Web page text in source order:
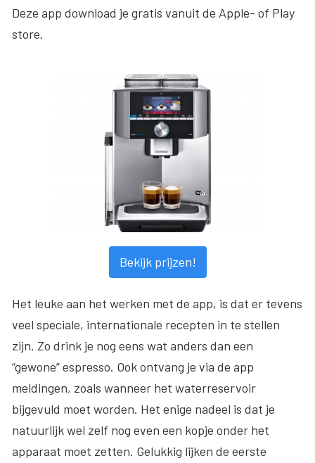
Deze app download je gratis vanuit de Apple- of Play
store.
Bekijk prijzen!
Het leuke aan het werken met de app, is dat er tevens
veel speciale, internationale recepten in te stellen
zijn. Zo drink je nog eens wat anders dan een
“gewone” espresso. Ook ontvang je via de app
meldingen, zoals wanneer het waterreservoir
bijgevuld moet worden. Het enige nadeel is dat je
natuurlijk wel zelf nog even een kopje onder het
apparaat moet zetten. Gelukkig lijken de eerste